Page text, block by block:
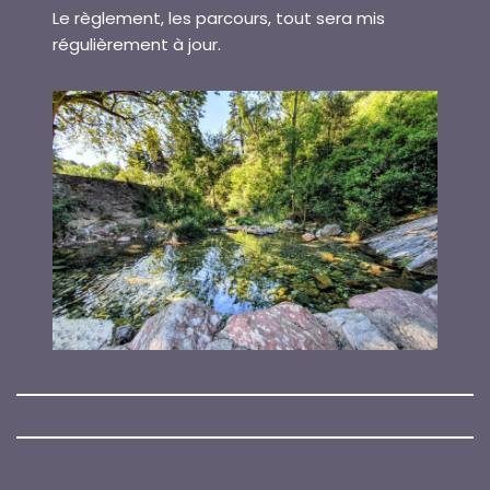
Le règlement, les parcours, tout sera mis
régulièrement à jour.